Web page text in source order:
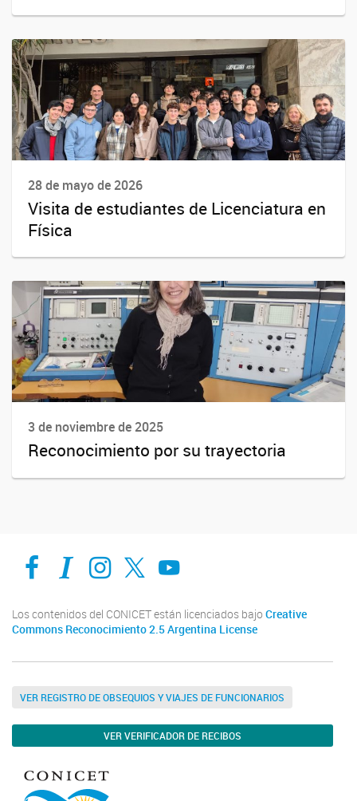
28 de mayo de 2026
Visita de estudiantes de Licenciatura en
Física
3 de noviembre de 2025
Reconocimiento por su trayectoria
Facebook
Intranet-IFISInstagram
X YouTube
Los contenidos del CONICET están licenciados bajo Creative
Commons Reconocimiento 2.5 Argentina License
VER REGISTRO DE OBSEQUIOS Y VIAJES DE FUNCIONARIOS
VER VERIFICADOR DE RECIBOS